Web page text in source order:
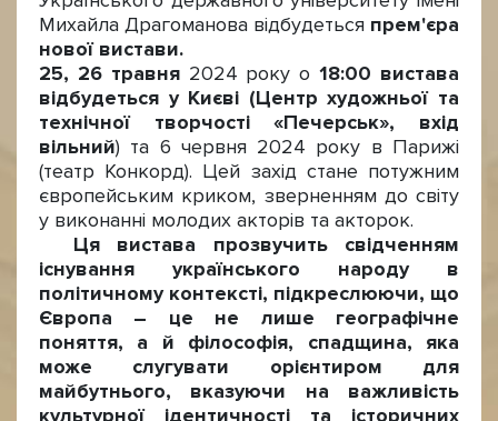
Михайла Драгоманова відбудеться прем'єра
нової вистави.
25, 26 травня2024 року о18:00 вистава
відбудеться у Києві (Центр художньої та
технічної творчості «Печерськ»,
вхід
вільний) та 6 червня 2024 року в Парижі
(театр Конкорд). Цей захід стане потужним
європейським криком, зверненням до світу
у виконанні молодих акторів та акторок.
Ця вистава прозвучить свідченням
існування українського народу в
політичному контексті, підкреслюючи, що
Європа – це не лише географічне
поняття, а й філософія, спадщина, яка
може слугувати орієнтиром для
майбутнього, вказуючи на важливість
культурної ідентичності та історичних